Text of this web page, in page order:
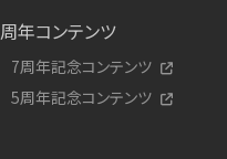
周年コンテンツ
7周年記念コンテンツ
5周年記念コンテンツ